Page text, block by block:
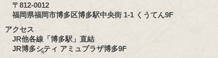
〒812-0012
福岡県福岡市博多区博多駅中央街 1-1 くうてん9F
アクセス
JR他各線「博多駅」直結
JR博多シティ アミュプラザ博多9F